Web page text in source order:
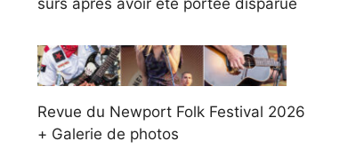
Revue du Newport Folk Festival 2026
+ Galerie de photos